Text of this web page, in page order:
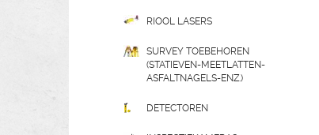
RIOOL LASERS
SURVEY TOEBEHOREN
(STATIEVEN-MEETLATTEN-
ASFALTNAGELS-ENZ.)
DETECTOREN